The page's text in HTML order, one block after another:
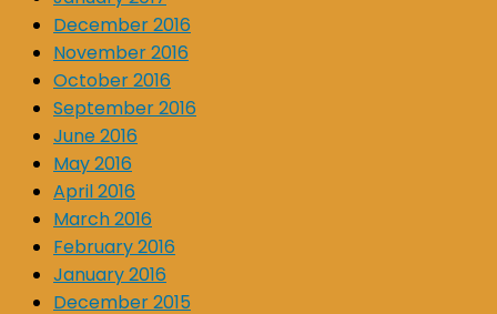
December 2016
November 2016
October 2016
September 2016
June 2016
May 2016
April 2016
March 2016
February 2016
January 2016
December 2015